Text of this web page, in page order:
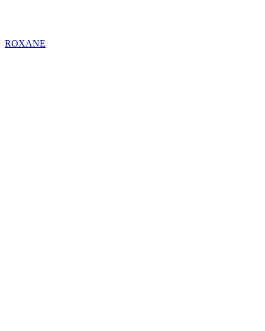
ROXANE